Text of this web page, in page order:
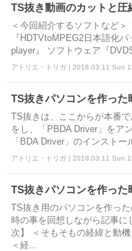
TS抜き動画のカットと
＜今回紹介するソフトなど＞
『HDTVtoMPEG2日本語化
player』 ソフトウェア『
アトリエ・トリガ | 2018.03.11 Sun
TS抜きパソコンを作った
TS抜きは、ここからが本番
をし、「PBDA Driver」をア
「BDA Driver」のインスト
アトリエ・トリガ | 2018.03.11 Sun
TS抜きパソコンを作った
TS抜き用のパソコンを作っ
時の事を回想しながら記事
次】 ＜そもそもの経緯と動
＜経...